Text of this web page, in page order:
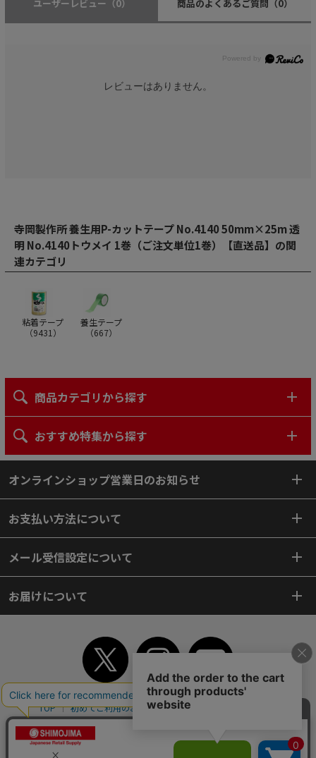
ユーザーレビュー （0） 商品のよくあるご質問 （0）
レビューはありません。
寺岡製作所 養生用P-カットテープ No.4140 50mm×25m 透
明 No.4140トウメイ 1巻（ご注文単位1巻）【直送品】の関
連カテゴリ
粘着テープ
（9431 ）
養生テープ
（667）
商品カテゴリから探す
おすすめ特集から探す
オンラインショップ営業日のお知らせ
お支払い方法について
メール受信設定について
お届けについて
TOP 初めてご利用のお客様へ ご利用案内
個人情報保護方針
よくあるご質問
WEBカタログ